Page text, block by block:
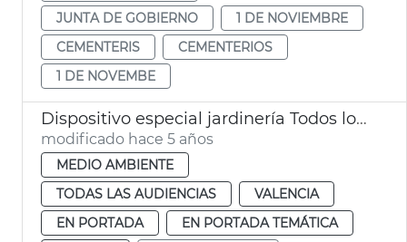
JUNTA DE GOBIERNO
1 DE NOVIEMBRE
CEMENTERIS
CEMENTERIOS
1 DE NOVEMBE
Dispositivo especial jardinería Todos los Santos
modificado hace 5 años
MEDIO AMBIENTE
TODAS LAS AUDIENCIAS
VALENCIA
EN PORTADA
EN PORTADA TEMÁTICA